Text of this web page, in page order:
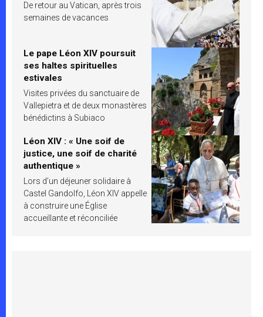
De retour au Vatican, après trois
semaines de vacances
Le pape Léon XIV poursuit
ses haltes spirituelles
estivales
Visites privées du sanctuaire de
Vallepietra et de deux monastères
bénédictins à Subiaco
Léon XIV : « Une soif de
justice, une soif de charité
authentique »
Lors d’un déjeuner solidaire à
Castel Gandolfo, Léon XIV appelle
à construire une Église
accueillante et réconciliée